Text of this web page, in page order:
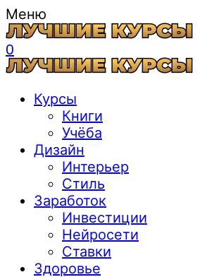
Меню
0
Курсы
Книги
Учёба
Дизайн
Интерьер
Стиль
Заработок
Инвестиции
Нейросети
Ставки
Здоровье